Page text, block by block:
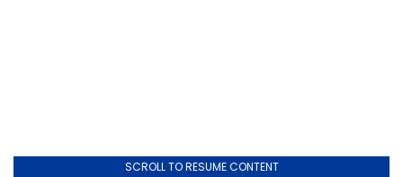
SCROLL TO RESUME CONTENT